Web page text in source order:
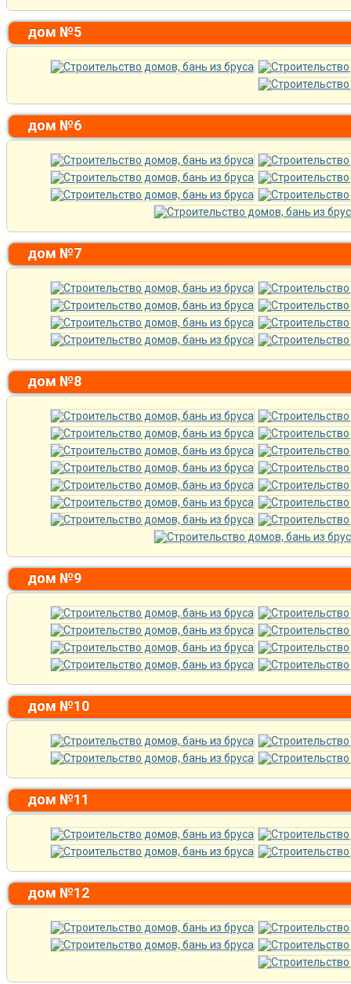
дом №5
дом №6
дом №7
дом №8
дом №9
дом №10
дом №11
дом №12